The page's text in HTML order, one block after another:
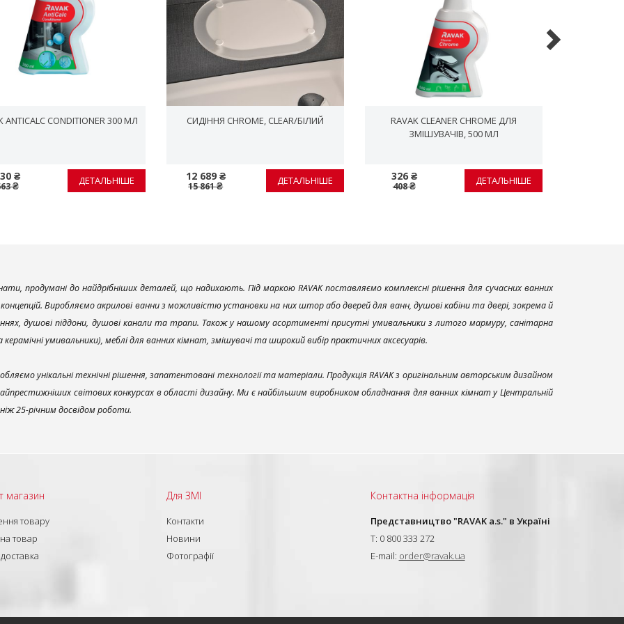
ANTICALC CONDITIONER 300 МЛ
₴
₴ ДЕТАЛЬНІШЕ
СИДІННЯ CHROME, CLEAR/БІЛИЙ
12 689 ₴
15 861 ₴ ДЕТАЛЬНІШЕ
RAVAK CLEANER CHROME ДЛЯ
ЗМІШУВАЧІВ, 500 МЛ
326 ₴
408 ₴ ДЕТАЛЬНІШЕ
продумані до найдрібніших деталей, що надихають. Під маркою RAVAK поставляємо комплексні рішення для сучасних ванних
концепцій. Виробляємо акрилові ванни з можливістю установки на них штор або дверей для ванн, душові кабіни та двері, зокрема й
душові піддони, душові канали та трапи. Також у нашому асортименті присутні умивальники з литого мармуру, санітарна
керамічні умивальники), меблі для ванних кімнат, змішувачі та широкий вибір практичних аксесуарів.
унікальні технічні рішення, запатентовані технології та матеріали. Продукція RAVAK з оригінальним авторським дизайном
світових конкурсах в області дизайну. Ми є найбільшим виробником обладнання для ванних кімнат у Центральній
25-річним досвідом роботи.
магазин
товару
товар
Для ЗМІ
Контакти
Новини
Фотографії
Контактна інформація
Представництво "RAVAK a.s." в Україні
T: 0 800 333 272
E-mail: order@ravak.ua